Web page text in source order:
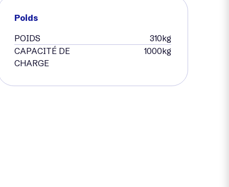
Poids
POIDS
310kg
CAPACITÉ DE
CHARGE
1000kg